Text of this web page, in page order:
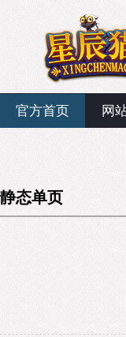
官方首页 网
静态单页